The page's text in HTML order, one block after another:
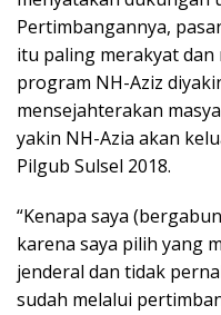
Pertimbangannya,
itu paling merakyat
program NH-Aziz
mensejahterakan
yakin NH-Azia akan
Pilgub Sulsel 2018.
“Kenapa saya
karena saya pilih yang
jenderal dan tidak
sudah melalui